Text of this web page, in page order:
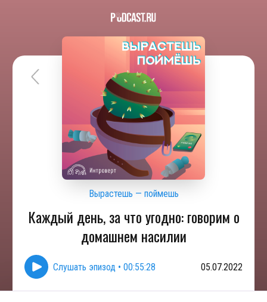
Вырастешь — поймешь
Каждый день, за что угодно: говорим о
домашнем насилии
Слушать эпизод • 00:55:28 05.07.2022